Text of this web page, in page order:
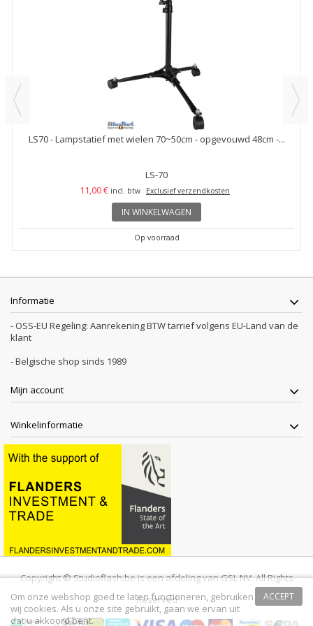
LS70 - Lampstatief met wielen 70~50cm - opgevouwd 48cm -...
LS-70
11,00 € incl. btw Exclusief verzendkosten
IN WINKELWAGEN
Op voorraad
Informatie
- OSS-EU Regeling: Aanrekening BTW tarrief volgens EU-Land van de
klant
- Belgische shop sinds 1989
Mijn account
Winkelinformatie
Copyright © Studioflash.be is een afdeling van GSL NV. All Rights
Reserved
ACCEPT
Om onze webshop goed te laten functioneren, gebruiken
wij cookies. Als u onze site gebruikt, gaan we ervan uit
dat u akkoord bent.